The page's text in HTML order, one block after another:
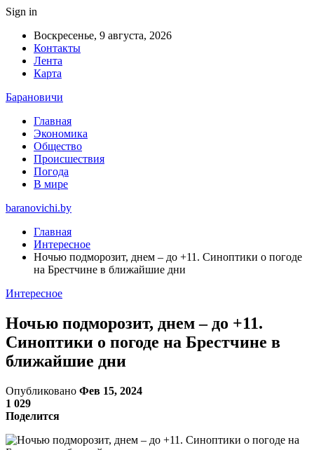
Sign in
Воскресенье, 9 августа, 2026
Контакты
Лента
Карта
Барановичи
Главная
Экономика
Общество
Происшествия
Погода
В мире
baranovichi.by
Главная
Интересное
Ночью подморозит, днем – до +11. Синоптики о погоде
на Брестчине в ближайшие дни
Интересное
Ночью подморозит, днем – до +11.
Синоптики о погоде на Брестчине в
ближайшие дни
Опубликовано Фев 15, 2024
1 029
Поделится